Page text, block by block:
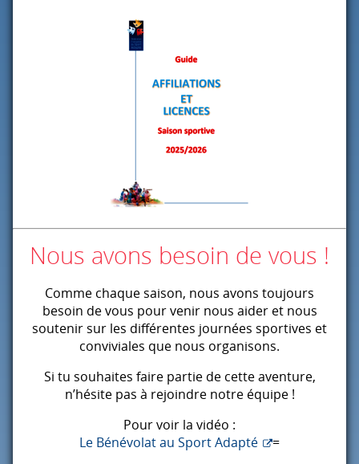
Nous avons besoin de vous !
Comme chaque saison, nous avons toujours
besoin de vous pour venir nous aider et nous
soutenir sur les différentes journées sportives et
conviviales que nous organisons.
Si tu souhaites faire partie de cette aventure,
n’hésite pas à rejoindre notre équipe !
Pour voir la vidéo :
Le Bénévolat au Sport Adapté
=